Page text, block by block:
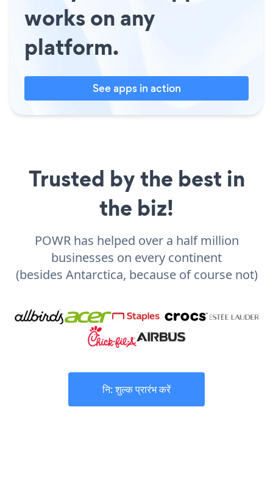
works on any
platform.
See apps in action
Trusted by the best in
the biz!
POWR has helped over a half million
businesses on every continent
(besides Antarctica, because of course not)
नि: शुल्क प्रारंभ करें